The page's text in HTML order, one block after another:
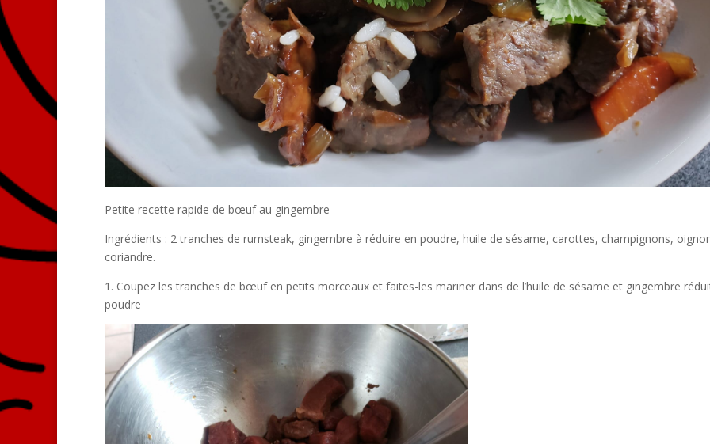
Petite recette rapide de bœuf au gingembre
Ingrédients : 2 tranches de rumsteak, gingembre à réduire en poudre, huile de sésame, carottes, champignons,
coriandre.
1. Coupez les tranches de bœuf en petits morceaux et faites-les mariner dans de l’huile de sésame et gingembre
poudre